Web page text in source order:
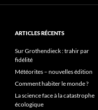
ARTICLES RÉCENTS
Sur Grothendieck : trahir par
fidélité
Météorites – nouvelles édition
Comment habiter le monde ?
La science face à la catastrophe
écologique